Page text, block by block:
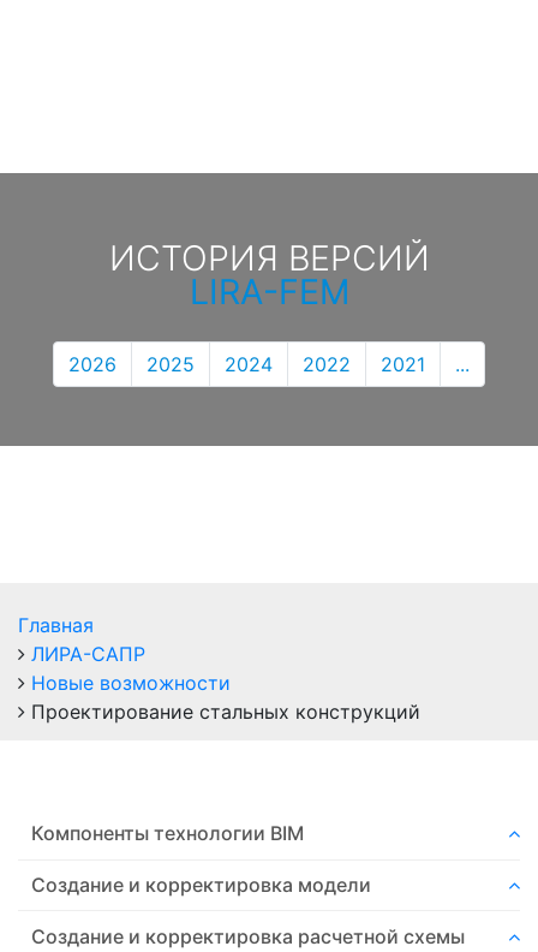
ИСТОРИЯ ВЕРСИЙ
LIRA-FEM
2026 2025 2024 2022 2021 ...
Главная
ЛИРА-САПР
Новые возможности
Проектирование стальных конструкций
Компоненты технологии ВIM
Создание и корректировка модели
Создание и корректировка расчетной схемы